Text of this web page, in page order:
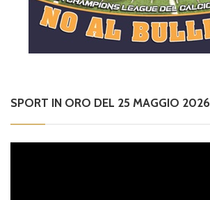
SPORT IN ORO DEL 25 MAGGIO 2026